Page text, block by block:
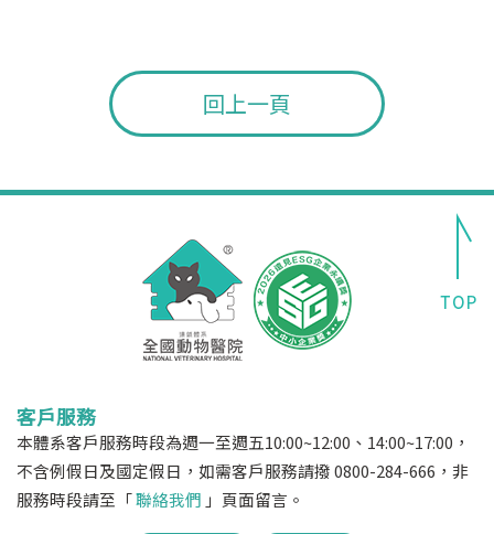
回上一頁
客戶服務
本體系客戶服務時段為週一至週五10:00~12:00、14:00~17:00，
不含例假日及國定假日，如需客戶服務請撥 0800-284-666，非
服務時段請至「聯絡我們 」頁面留言。